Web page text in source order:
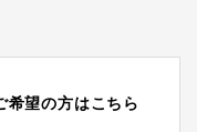
希望の方はこちら